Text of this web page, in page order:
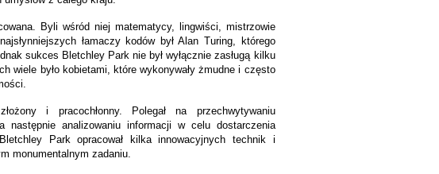
Byli wśród niej matematycy, lingwiści, mistrzowie
łamaczy kodów był Alan Turing, którego
sukces Bletchley Park nie był wyłącznie zasługą kilku
wiele było kobietami, które wykonywały żmudne i często
i pracochłonny. Polegał na przechwytywaniu
następnie analizowaniu informacji w celu dostarczenia
Park opracował kilka innowacyjnych technik i
monumentalnym zadaniu.